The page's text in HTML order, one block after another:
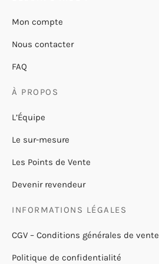
Mon compte
Nous contacter
FAQ
À PROPOS
L’Équipe
Le sur-mesure
Les Points de Vente
Devenir revendeur
INFORMATIONS LÉGALES
CGV – Conditions générales de vente
Politique de confidentialité